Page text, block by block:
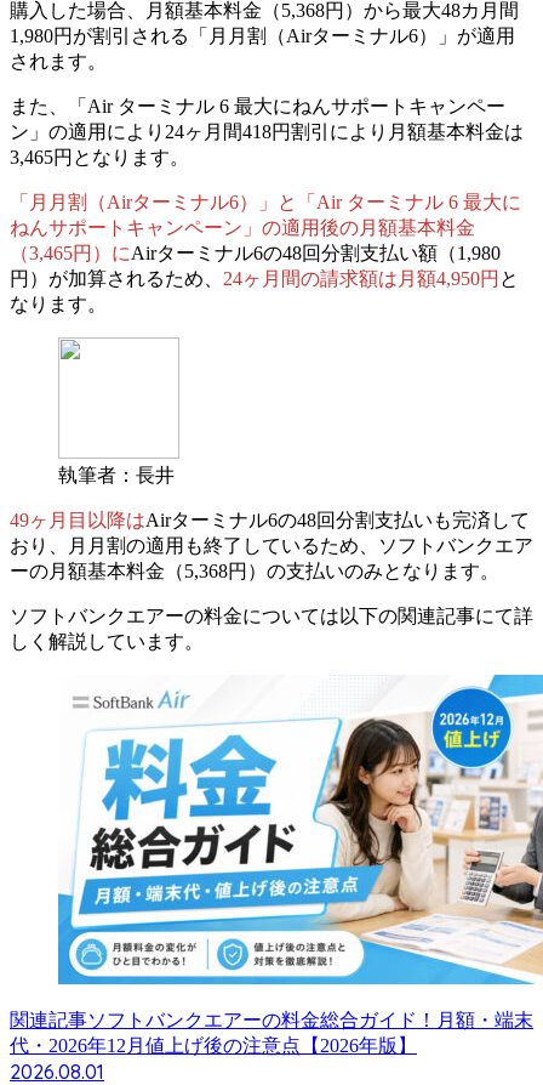
購入した場合、月額基本料金（5,368円）から最大48カ月間
1,980円が割引される「月月割（Airターミナル6）」が適用
されます。
また、「Air ターミナル 6 最大にねんサポートキャンペー
ン」の適用により24ヶ月間418円割引により月額基本料金は
3,465円となります。
「月月割（Airターミナル6）」と「Air ターミナル 6 最大に
ねんサポートキャンペーン」の適用後の月額基本料金
（3,465円）にAirターミナル6の48回分割支払い額（1,980
円）が加算されるため、 24ヶ月間の請求額は月額4,950円 と
なります。
執筆者：長井
49ヶ月目以降はAirターミナル6の48回分割支払いも完済して
おり、月月割の適用も終了しているため、ソフトバンクエア
ーの月額基本料金（5,368円）の支払いのみとなります。
ソフトバンクエアーの料金については以下の関連記事にて詳
しく解説しています。
関連記事ソフトバンクエアーの料金総合ガイド！月額・端末
代・2026年12月値上げ後の注意点【2026年版】
2026.08.01